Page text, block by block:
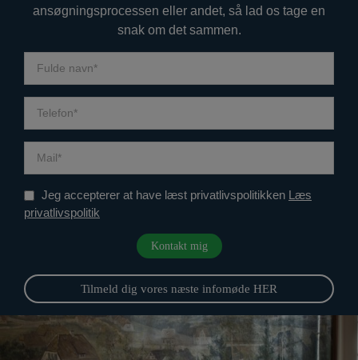
ansøgningsprocessen eller andet, så lad os tage en
snak om det sammen.
Jeg accepterer at have læst privatlivspolitikken Læs
privatlivspolitik
Tilmeld dig vores næste infomøde HER